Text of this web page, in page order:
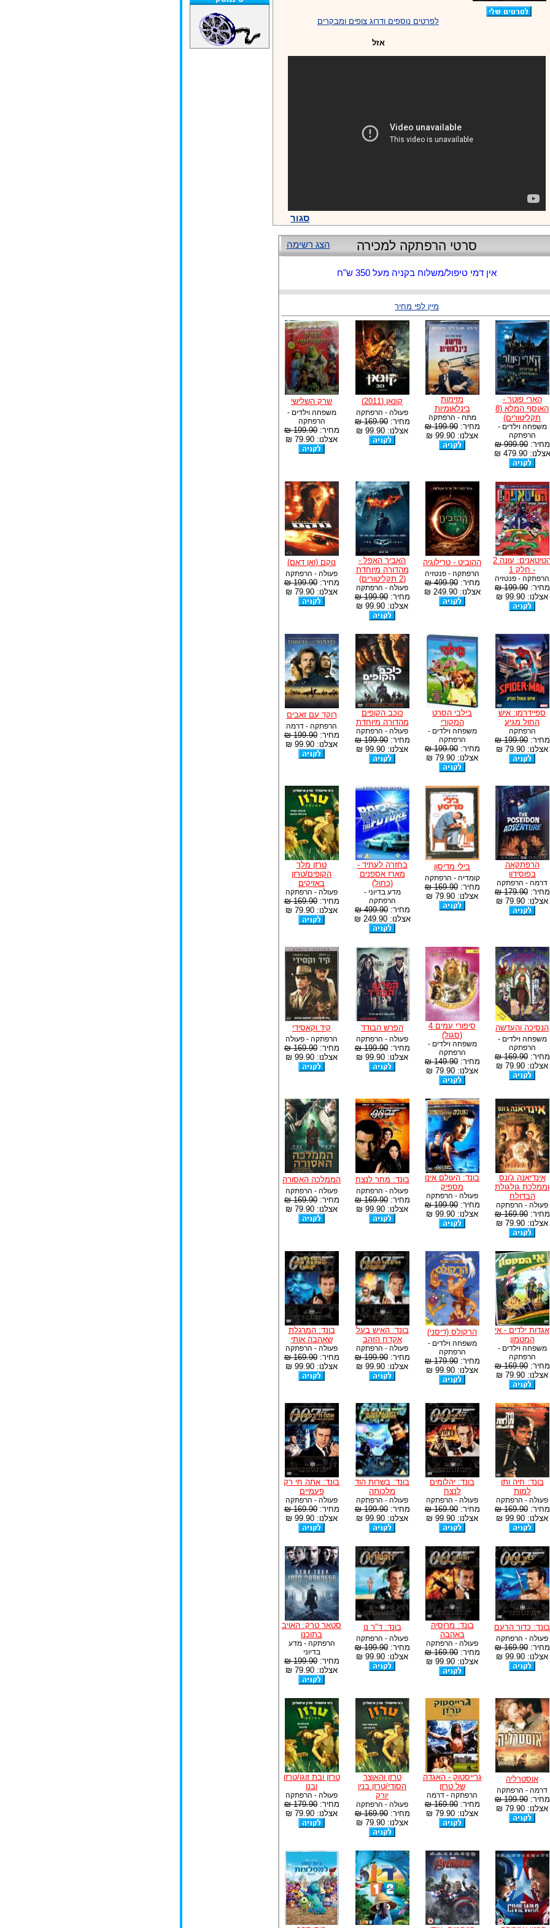
לפרטים נוספים ודרוג צופים ומבקרים
אזל
סגור
הצג רשימה סרטי הרפתקה למכירה
אין דמי טיפול/משלוח בקניה מעל 350 ש"ח
מיין לפי מחיר
הארי פוטר -
האוסף המלא (8
תקליטורים)
משפחה וילדים -
הרפתקה
מחיר:999.90 ₪
אצלנו: 479.90 ₪
מזימות
בינלאומיות
מתח - הרפתקה
מחיר:199.90 ₪
אצלנו: 99.90 ₪
קונאן (2011)
פעולה - הרפתקה
מחיר:169.90 ₪
אצלנו: 99.90 ₪
שרק השלישי
משפחה וילדים -
הרפתקה
מחיר:199.90 ₪
אצלנו: 79.90 ₪
הטיטאנים: עונה 2
- חלק 1
הרפתקה - פנטזיה
מחיר:199.90 ₪
אצלנו: 99.90 ₪
ההוביט - טרילוגיה
הרפתקה - פנטזיה
מחיר:499.90 ₪
אצלנו: 249.90 ₪
האביר האפל -
מהדורה מיוחדת
(2 תקליטורים)
פעולה - הרפתקה
מחיר:199.90 ₪
אצלנו: 99.90 ₪
נוקם (ואן דאם)
פעולה - הרפתקה
מחיר:199.90 ₪
אצלנו: 79.90 ₪
ספיידרמן: איש
החול מגיע
הרפתקה
מחיר:199.90 ₪
אצלנו: 79.90 ₪
בילבי הסרט
המקורי
משפחה וילדים -
הרפתקה
מחיר:199.90 ₪
אצלנו: 79.90 ₪
כוכב הקופים
מהדורה מיוחדת
פעולה - הרפתקה
מחיר:199.90 ₪
אצלנו: 99.90 ₪
רוקד עם זאבים
הרפתקה - דרמה
מחיר:199.90 ₪
אצלנו: 99.90 ₪
הרפתקאה
בפוסידון
דרמה - הרפתקה
מחיר:179.90 ₪
אצלנו: 79.90 ₪
בילי מדיסון
קומדיה - הרפתקה
מחיר:169.90 ₪
אצלנו: 79.90 ₪
בחזרה לעתיד -
מארז אספנים
(כחול)
מדע בדיוני -
הרפתקה
מחיר:499.90 ₪
אצלנו: 249.90 ₪
טרזן מלך
הקופים/טרזן
באזיקים
פעולה - הרפתקה
מחיר:169.90 ₪
אצלנו: 79.90 ₪
הנסיכה והעדשה
משפחה וילדים -
הרפתקה
מחיר:169.90 ₪
אצלנו: 79.90 ₪
סיפורי עמים 4
(סגול)
משפחה וילדים -
הרפתקה
מחיר:149.90 ₪
אצלנו: 79.90 ₪
הפרש הבודד
פעולה - הרפתקה
מחיר:199.90 ₪
אצלנו: 99.90 ₪
קיד וקאסידי
הרפתקה - פעולה
מחיר:169.90 ₪
אצלנו: 99.90 ₪
אינדיאנה ג'ונס
וממלכת גולגולת
הבדולח
פעולה - הרפתקה
מחיר:169.90 ₪
אצלנו: 79.90 ₪
בונד: העולם אינו
מספיק
פעולה - הרפתקה
מחיר:199.90 ₪
אצלנו: 99.90 ₪
בונד: מחר לנצח
פעולה - הרפתקה
מחיר:169.90 ₪
אצלנו: 99.90 ₪
הממלכה האסורה
פעולה - הרפתקה
מחיר:169.90 ₪
אצלנו: 79.90 ₪
אגדות ילדים - אי
המטמון
משפחה וילדים -
הרפתקה
מחיר:169.90 ₪
אצלנו: 79.90 ₪
הרקולס (דיסני)
משפחה וילדים -
הרפתקה
מחיר:179.90 ₪
אצלנו: 99.90 ₪
בונד: האיש בעל
אקדח הזהב
פעולה - הרפתקה
מחיר:199.90 ₪
אצלנו: 99.90 ₪
בונד: המרגלת
שאהבה אותי
פעולה - הרפתקה
מחיר:169.90 ₪
אצלנו: 99.90 ₪
בונד: חיה ותן
למות
פעולה - הרפתקה
מחיר:169.90 ₪
אצלנו: 99.90 ₪
בונד: יהלומים
לנצח
פעולה - הרפתקה
מחיר:169.90 ₪
אצלנו: 99.90 ₪
בונד: בשרות הוד
מלכותה
פעולה - הרפתקה
מחיר:199.90 ₪
אצלנו: 99.90 ₪
בונד: אתה חי רק
פעמיים
פעולה - הרפתקה
מחיר:169.90 ₪
אצלנו: 99.90 ₪
בונד: כדור הרעם
פעולה - הרפתקה
מחיר:169.90 ₪
אצלנו: 99.90 ₪
בונד: מרוסיה
באהבה
פעולה - הרפתקה
מחיר:169.90 ₪
אצלנו: 99.90 ₪
בונד: ד"ר נו
פעולה - הרפתקה
מחיר:199.90 ₪
אצלנו: 99.90 ₪
סטאר טרק: האויב
בתוכנו
הרפתקה - מדע
בדיוני
מחיר:199.90 ₪
אצלנו: 79.90 ₪
אוסטרליה
דרמה - הרפתקה
מחיר:199.90 ₪
אצלנו: 79.90 ₪
גרייסטוק - האגדה
של טרזן
הרפתקה - דרמה
מחיר:169.90 ₪
אצלנו: 79.90 ₪
טרזן והאוצר
הסודי/טרזן בניו
יורק
פעולה - הרפתקה
מחיר:169.90 ₪
אצלנו: 79.90 ₪
טרזן ובת זוגו/טרזן
ובנו
פעולה - הרפתקה
מחיר:179.90 ₪
אצלנו: 79.90 ₪